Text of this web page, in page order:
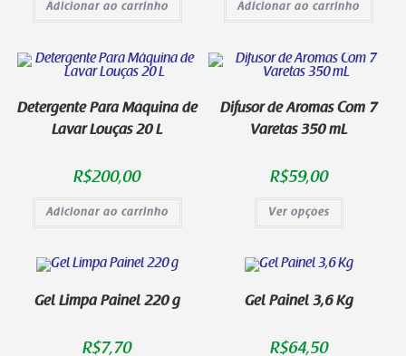
Adicionar ao carrinho Adicionar ao carrinho
Detergente Para Máquina de
Lavar Louças 20 L
R$200,00
Adicionar ao carrinho
Difusor de Aromas Com 7
Varetas 350 mL
R$59,00
Ver opções
Gel Limpa Painel 220 g
R$7,70
Gel Painel 3,6 Kg
R$64,50